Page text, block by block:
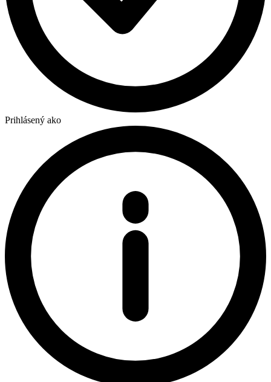
Prihlásený ako